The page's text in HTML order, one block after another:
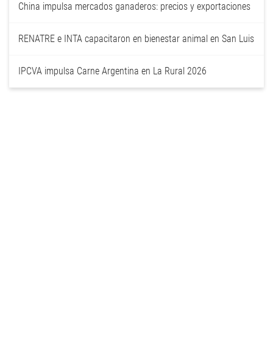
China impulsa mercados ganaderos: precios y exportaciones
RENATRE e INTA capacitaron en bienestar animal en San Luis
IPCVA impulsa Carne Argentina en La Rural 2026